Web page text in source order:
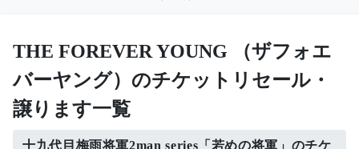
THE FOREVER YOUNG （ザフォエ
バーヤング）のチケットリセール・
譲ります一覧
十九代目梅雨将軍2man series「若めの将軍」のチケ